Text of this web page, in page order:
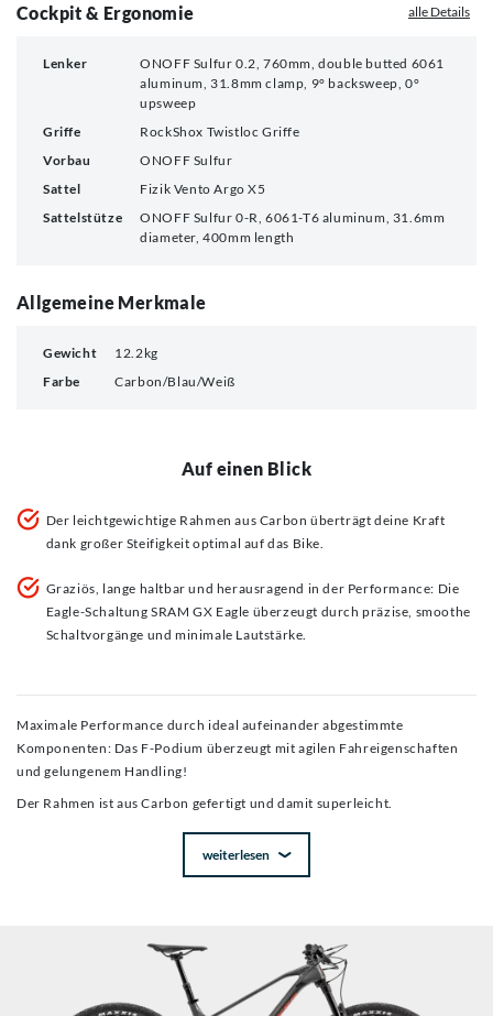
Cockpit & Ergonomie alle Details
Lenker
ONOFF Sulfur 0.2, 760mm, double butted 6061
aluminum, 31.8mm clamp, 9° backsweep, 0°
upsweep
Griffe
RockShox Twistloc Griffe
Vorbau
ONOFF Sulfur
Sattel
Fizik Vento Argo X5
Sattelstütze
ONOFF Sulfur 0-R, 6061-T6 aluminum, 31.6mm
diameter, 400mm length
Allgemeine Merkmale
Gewicht
12.2kg
Farbe
Carbon/Blau/Weiß
Auf einen Blick
Der leichtgewichtige Rahmen aus Carbon überträgt deine Kraft
dank großer Steifigkeit optimal auf das Bike.
Graziös, lange haltbar und herausragend in der Performance: Die
Eagle-Schaltung SRAM GX Eagle überzeugt durch präzise, smoothe
Schaltvorgänge und minimale Lautstärke.
Maximale Performance durch ideal aufeinander abgestimmte
Komponenten: Das F-Podium überzeugt mit agilen Fahreigenschaften
und gelungenem Handling!
Der Rahmen ist aus Carbon gefertigt und damit superleicht.
weiterlesen